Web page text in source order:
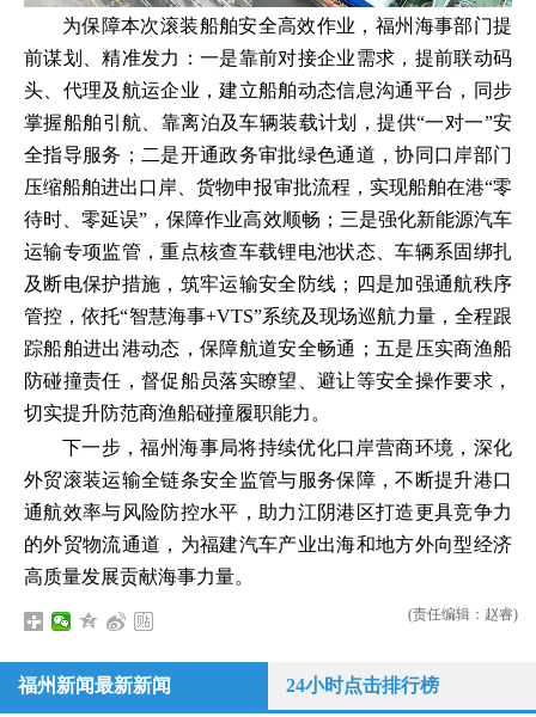
为保障本次滚装船舶安全高效作业，福州海事部门提
前谋划、精准发力：一是靠前对接企业需求，提前联动码
头、代理及航运企业，建立船舶动态信息沟通平台，同步
掌握船舶引航、靠离泊及车辆装载计划，提供“一对一”安
全指导服务；二是开通政务审批绿色通道，协同口岸部门
压缩船舶进出口岸、货物申报审批流程，实现船舶在港“零
待时、零延误”，保障作业高效顺畅；三是强化新能源汽车
运输专项监管，重点核查车载锂电池状态、车辆系固绑扎
及断电保护措施，筑牢运输安全防线；四是加强通航秩序
管控，依托“智慧海事+VTS”系统及现场巡航力量，全程跟
踪船舶进出港动态，保障航道安全畅通；五是压实商渔船
防碰撞责任，督促船员落实瞭望、避让等安全操作要求，
切实提升防范商渔船碰撞履职能力。
下一步，福州海事局将持续优化口岸营商环境，深化
外贸滚装运输全链条安全监管与服务保障，不断提升港口
通航效率与风险防控水平，助力江阴港区打造更具竞争力
的外贸物流通道，为福建汽车产业出海和地方外向型经济
高质量发展贡献海事力量。
(责任编辑：赵睿)
福州新闻最新新闻 24小时点击排行榜